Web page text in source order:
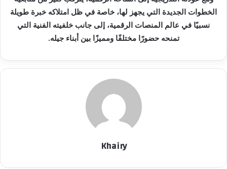
الخطوات الجديدة التي يجهز لها، خاصة في ظل امتلاكه خبرة طويلة
نسبيًا في عالم المنصات الرقمية، إلى جانب خلفيته الفنية التي
تمنحه حضورًا مختلفًا ومميزًا بين أبناء جيله.
Khairy